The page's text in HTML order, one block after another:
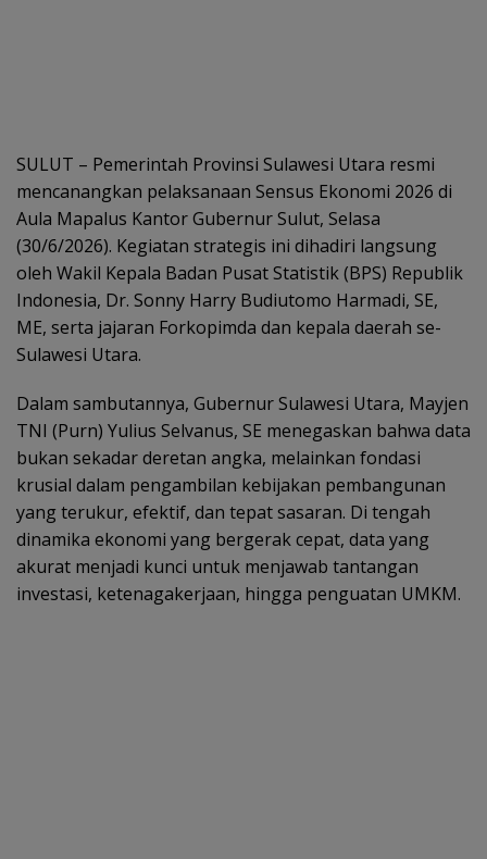
SULUT – Pemerintah Provinsi Sulawesi Utara resmi
mencanangkan pelaksanaan Sensus Ekonomi 2026 di
Aula Mapalus Kantor Gubernur Sulut, Selasa
(30/6/2026). Kegiatan strategis ini dihadiri langsung
oleh Wakil Kepala Badan Pusat Statistik (BPS) Republik
Indonesia, Dr. Sonny Harry Budiutomo Harmadi, SE,
ME, serta jajaran Forkopimda dan kepala daerah se-
Sulawesi Utara.
Dalam sambutannya, Gubernur Sulawesi Utara, Mayjen
TNI (Purn) Yulius Selvanus, SE menegaskan bahwa data
bukan sekadar deretan angka, melainkan fondasi
krusial dalam pengambilan kebijakan pembangunan
yang terukur, efektif, dan tepat sasaran. Di tengah
dinamika ekonomi yang bergerak cepat, data yang
akurat menjadi kunci untuk menjawab tantangan
investasi, ketenagakerjaan, hingga penguatan UMKM.